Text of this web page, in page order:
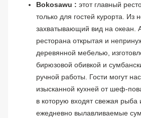
Bokosawu : этот главный
только для гостей курорта. Из
захватывающий вид на океан.
ресторана открытая и
деревянной мебелью,
бирюзовой обивкой и
ручной работы. Гости могут
изысканной кухней от шеф-
в которую входят свежая рыба
ежедневно вылавливаемые